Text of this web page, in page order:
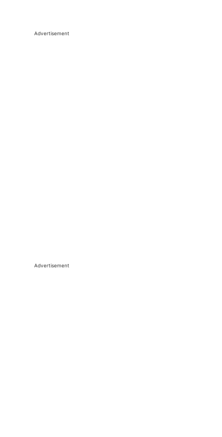
Advertisement
Advertisement